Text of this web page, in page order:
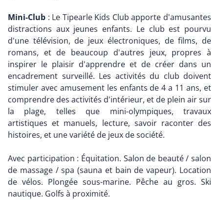
Mini-Club : Le Tipearle Kids Club apporte d'amusantes
distractions aux jeunes enfants. Le club est pourvu
d'une télévision, de jeux électroniques, de films, de
romans, et de beaucoup d'autres jeux, propres à
inspirer le plaisir d'apprendre et de créer dans un
encadrement surveillé. Les activités du club doivent
stimuler avec amusement les enfants de 4 a 11 ans, et
comprendre des activités d'intérieur, et de plein air sur
la plage, telles que mini-olympiques, travaux
artistiques et manuels, lecture, savoir raconter des
histoires, et une variété de jeux de société.
Avec participation : Équitation. Salon de beauté / salon
de massage / spa (sauna et bain de vapeur). Location
de vélos. Plongée sous-marine. Pêche au gros. Ski
nautique. Golfs à proximité.